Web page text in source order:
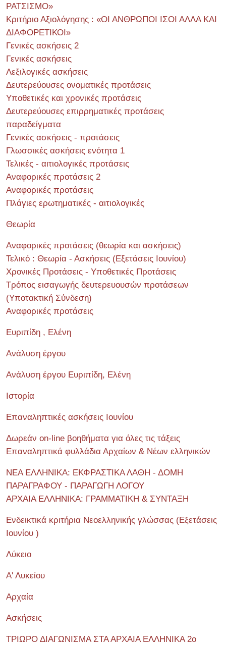
ΡΑΤΣΙΣΜΟ»
Κριτήριο Αξιολόγησης : «ΟΙ ΑΝΘΡΩΠΟΙ ΙΣΟΙ ΑΛΛΑ ΚΑΙ
ΔΙΑΦΟΡΕΤΙΚΟΙ»
Γενικές ασκήσεις 2
Γενικές ασκήσεις
Λεξιλογικές ασκήσεις
Δευτερεύουσες ονοματικές προτάσεις
Υποθετικές και χρονικές προτάσεις
Δευτερεύουσες επιρρηματικές προτάσεις
παραδείγματα
Γενικές ασκήσεις - προτάσεις
Γλωσσικές ασκήσεις ενότητα 1
Τελικές - αιτιολογικές προτάσεις
Αναφορικές προτάσεις 2
Αναφορικές προτάσεις
Πλάγιες ερωτηματικές - αιτιολογικές
Θεωρία
Αναφορικές προτάσεις (θεωρία και ασκήσεις)
Τελικό : Θεωρία - Ασκήσεις (Εξετάσεις Ιουνίου)
Χρονικές Προτάσεις - Υποθετικές Προτάσεις
Τρόπος εισαγωγής δευτερευουσών προτάσεων
(Υποτακτική Σύνδεση)
Αναφορικές προτάσεις
Ευριπίδη , Ελένη
Ανάλυση έργου
Ανάλυση έργου Ευριπίδη, Ελένη
Ιστορία
Επαναληπτικές ασκήσεις Ιουνίου
Δωρεάν on-line βοηθήματα για όλες τις τάξεις
Επαναληπτικά φυλλάδια Αρχαίων & Νέων ελληνικών
ΝΕΑ ΕΛΛΗΝΙΚΑ: ΕΚΦΡΑΣΤΙΚΑ ΛΑΘΗ - ΔΟΜΗ
ΠΑΡΑΓΡΑΦΟΥ - ΠΑΡΑΓΩΓΗ ΛΟΓΟΥ
ΑΡΧΑΙΑ ΕΛΛΗΝΙΚΑ: ΓΡΑΜΜΑΤΙΚΗ & ΣΥΝΤΑΞΗ
Ενδεικτικά κριτήρια Νεοελληνικής γλώσσας (Εξετάσεις
Ιουνίου )
Λύκειο
Α' Λυκείου
Αρχαία
Ασκήσεις
ΤΡΙΩΡΟ ΔΙΑΓΩΝΙΣΜΑ ΣΤΑ ΑΡΧΑΙΑ ΕΛΛΗΝΙΚΑ 2o